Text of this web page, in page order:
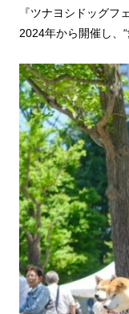
『ツナヨシドッグフ
2024年から開催し、